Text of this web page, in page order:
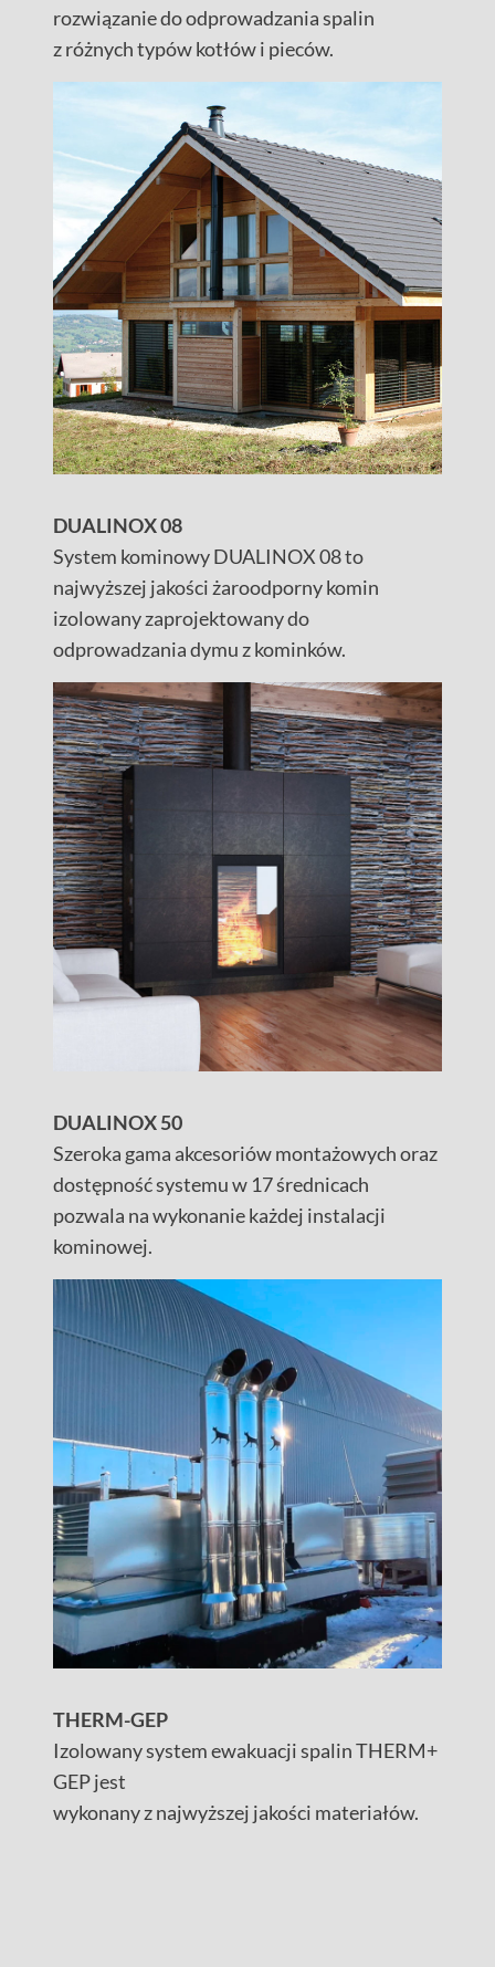
rozwiązanie do odprowadzania spalin
z różnych typów kotłów i pieców.
DUALINOX 08
System kominowy DUALINOX 08 to
najwyższej jakości żaroodporny komin
izolowany zaprojektowany do
odprowadzania dymu z kominków.
DUALINOX 50
Szeroka gama akcesoriów montażowych oraz
dostępność systemu w 17 średnicach
pozwala na wykonanie każdej instalacji
kominowej.
THERM-GEP
Izolowany system ewakuacji spalin THERM+
GEP jest
wykonany z najwyższej jakości materiałów.